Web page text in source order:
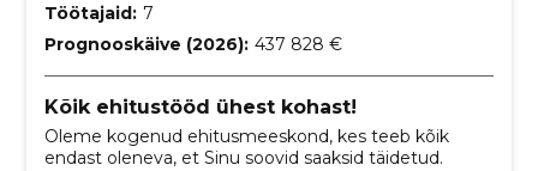
Töötajaid: 7
Prognooskäive (2026): 437 828 €
Kõik ehitustööd ühest kohast!
Oleme kogenud ehitusmeeskond, kes teeb kõik
endast oleneva, et Sinu soovid saaksid täidetud.